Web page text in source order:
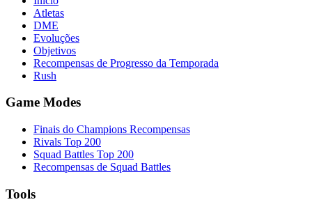
Atletas
DME
Evoluções
Objetivos
Recompensas de Progresso da Temporada
Rush
Game Modes
Finais do Champions Recompensas
Rivals Top 200
Squad Battles Top 200
Recompensas de Squad Battles
Tools